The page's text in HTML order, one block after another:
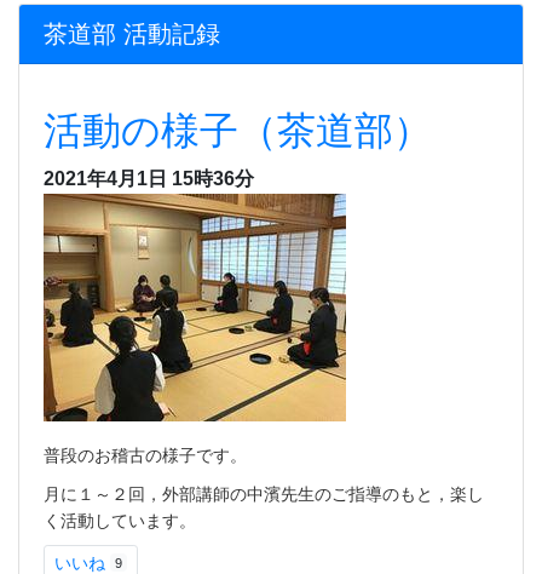
茶道部 活動記録
活動の様子（茶道部）
2021年4月1日 15時36分
普段のお稽古の様子です。
月に１～２回，外部講師の中濱先生のご指導のもと，楽し
く活動しています。
いいね 9